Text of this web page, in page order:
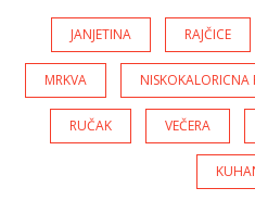
JANJETINA RAJČICE
MRKVA NISKOKALORICNA
RUČAK VEČERA